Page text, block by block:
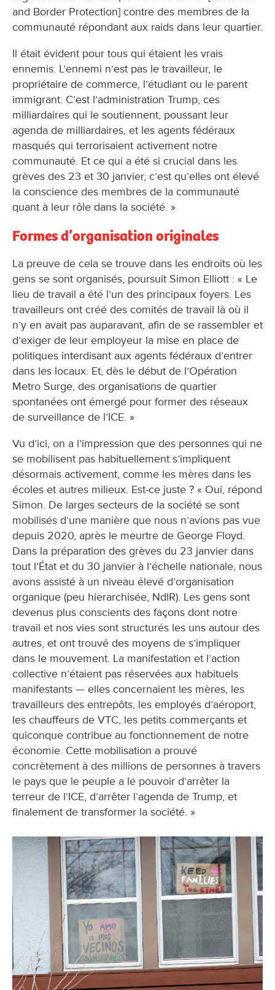
and Border Protection] contre des membres de la
communauté répondant aux raids dans leur quartier.
Il était évident pour tous qui étaient les vrais
ennemis. L’ennemi n’est pas le travailleur, le
propriétaire de commerce, l’étudiant ou le parent
immigrant. C’est l’administration Trump, ces
milliardaires qui le soutiennent, poussant leur
agenda de milliardaires, et les agents fédéraux
masqués qui terrorisaient activement notre
communauté. Et ce qui a été si crucial dans les
grèves des 23 et 30 janvier, c’est qu’elles ont élevé
la conscience des membres de la communauté
quant à leur rôle dans la société. »
Formes d’organisation originales
La preuve de cela se trouve dans les endroits où les
gens se sont organisés, poursuit Simon Elliott : « Le
lieu de travail a été l’un des principaux foyers. Les
travailleurs ont créé des comités de travail là où il
n’y en avait pas auparavant, afin de se rassembler et
d’exiger de leur employeur la mise en place de
politiques interdisant aux agents fédéraux d’entrer
dans les locaux. Et, dès le début de l’Opération
Metro Surge, des organisations de quartier
spontanées ont émergé pour former des réseaux
de surveillance de l’ICE. »
Vu d’ici, on a l’impression que des personnes qui ne
se mobilisent pas habituellement s’impliquent
désormais activement, comme les mères dans les
écoles et autres milieux. Est-ce juste ? « Oui, répond
Simon. De larges secteurs de la société se sont
mobilisés d’une manière que nous n’avions pas vue
depuis 2020, après le meurtre de George Floyd.
Dans la préparation des grèves du 23 janvier dans
tout l’État et du 30 janvier à l’échelle nationale, nous
avons assisté à un niveau élevé d’organisation
organique (peu hierarchisée, NdlR). Les gens sont
devenus plus conscients des façons dont notre
travail et nos vies sont structurés les uns autour des
autres, et ont trouvé des moyens de s’impliquer
dans le mouvement. La manifestation et l’action
collective n’étaient pas réservées aux habituels
manifestants — elles concernaient les mères, les
travailleurs des entrepôts, les employés d’aéroport,
les chauffeurs de VTC, les petits commerçants et
quiconque contribue au fonctionnement de notre
économie. Cette mobilisation a prouvé
concrètement à des millions de personnes à travers
le pays que le peuple a le pouvoir d’arrêter la
terreur de l’ICE, d’arrêter l’agenda de Trump, et
finalement de transformer la société. »